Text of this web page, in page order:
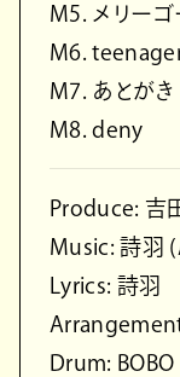
M5. メリーゴ
M6.
M7. あとがき
M8. deny
Produce: 吉
Music: 詩羽
Lyrics: 詩羽
Drum: BOBO